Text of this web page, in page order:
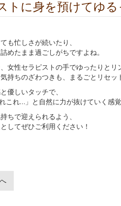
トに身を預けてゆる
も忙しさが続いたり、
めたまま過ごしがちですよね。
女性セラピストの手でゆったりとリ
持ちのざわつきも、まるごとリセッ
優しいタッチで、
これ…」と自然に力が抜けていく感覚
ちで迎えられるよう、
してぜひご利用ください！